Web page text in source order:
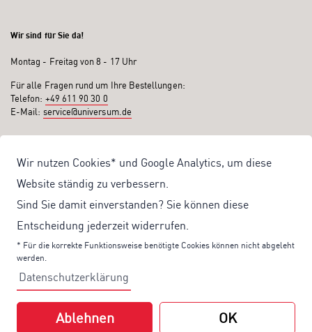
Wir nutzen Cookies* und Google Analytics, um diese
Website ständig zu verbessern.
Sind Sie damit einverstanden? Sie können diese
Entscheidung jederzeit widerrufen.
* Für die korrekte Funktionsweise benötigte Cookies können nicht abgeleht
werden.
Datenschutzerklärung
Ablehnen OK
Wir sind für Sie da!
Montag - Freitag von 8 - 17 Uhr
Für alle Fragen rund um Ihre Bestellungen:
Telefon: +49 611 90 30 0
E-Mail: service@universum.de
Kostenloser Versand ab 50€ Bestellwert
Sicher Einkaufen: Rechnung, PayPal
Produktentwicklung von eigener Fachredaktion
Sonderaktionen & Preisvorteile
Aktuelle News zu unseren Shop-Angeboten
Mit unserem Newsletter UV-Report informieren wir Sie regelmäßig über
aktuelle Angebote und neue Produkte:
geht es zu unserem Newsletter.